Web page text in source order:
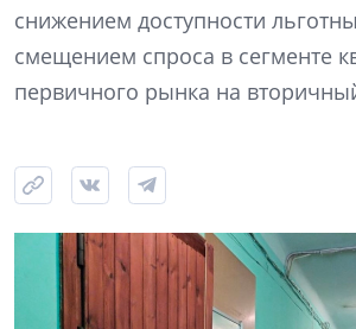
снижением доступности
смещением спроса в сегменте
первичного рынка на